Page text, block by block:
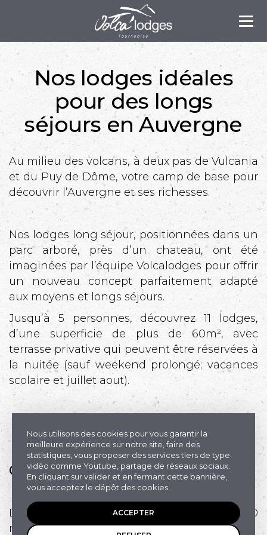
Nos lodges idéales
pour des longs
séjours en Auvergne
Au milieu des volcans, à deux pas de Vulcania
et du Puy de Dôme, votre camp de base pour
découvrir l’Auvergne et ses richesses.
Nos lodges long séjour, positionnées dans un
parc arboré, près d’un chateau, ont été
imaginées par l’équipe Volcalodges pour offrir
un nouveau concept parfaitement adapté
aux moyens et longs séjours.
Jusqu’à 5 personnes, découvrez 11 lodges,
d’une superficie de plus de 60m², avec
terrasse privative qui peuvent être réservées à
la nuitée (sauf weekend prolongé; vacances
scolaire et juillet aout).
Caractéristiques générales
Des cabanes éco-construites en bois de 60
m2
Nous utilisons des cookies pour vous garantir la
meilleure expérience sur notre site, faire des
statistiques, vous proposer des services tiers de type
vidéo comme Youtube, partage de réseaux sociaux.
En cliquant sur valider et en fermant cette bannière,
vous acceptez le dépôt des cookies.
ACCEPTER